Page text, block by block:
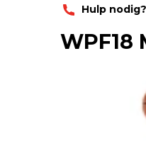
Hulp nodig?
WPF18